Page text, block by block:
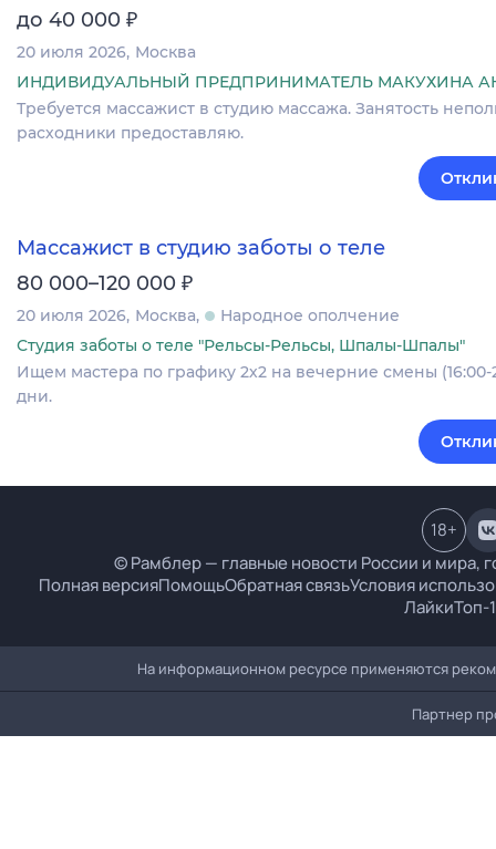
до 40 000 ₽
20 июля 2026 Москва
ИНДИВИДУАЛЬНЫЙ ПРЕДПРИНИМАТЕЛЬ МАКУХИНА
Требуется массажист в студию массажа. Занятость
расходники предоставляю.
Массажист в студию заботы о теле
80 000–120 000 ₽
20 июля 2026 Москва
Народное ополчение
Студия заботы о теле "Рельсы-Рельсы, Шпалы-Шпалы"
Ищем мастера по графику 2х2 на вечерние смены
дни.
© Рамблер — главные новости России и мира,
Полная версияПомощьОбратная связьУсловия
ЛайкиТоп-
18+
На информационном ресурсе применяются
Партнер